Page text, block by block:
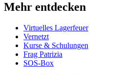
Mehr entdecken
Virtuelles Lagerfeuer
Vernetzt
Kurse & Schulungen
Frag Patrizia
SOS-Box